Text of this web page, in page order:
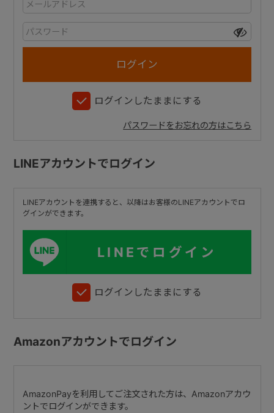
ログインしたままにする
パスワードをお忘れの方はこちら
LINEアカウントでログイン
LINEアカウントを連携すると、以降はお客様のLINEアカウントでロ
グインができます。
LINEでログイン
ログインしたままにする
Amazonアカウントでログイン
AmazonPayを利用してご注文された方は、Amazonアカウ
ントでログインができます。